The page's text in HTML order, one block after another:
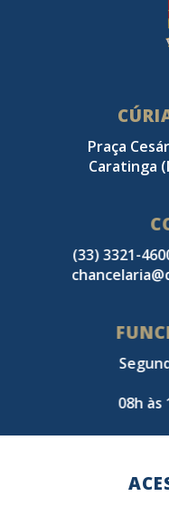
Praça
Caratinga
(33) 3321-
08h às